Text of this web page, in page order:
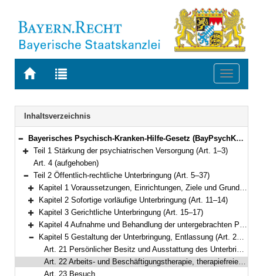
Zur
BAYERN.RECHT
Zur
letzten
Suche
Toggle
Navigation
Inhaltsverzeichnis
Bereich reduzieren
Bayerisches Psychisch-Kranken-Hilfe-Gesetz (BayPsychKHG) Vom 24. Juli 2018 (GVBl. S. 583) BayRS 2128-2-A/G (Art. 1–39)
Bereich erweitern
Teil 1 Stärkung der psychiatrischen Versorgung (Art. 1–3)
Art. 4 (aufgehoben)
Bereich reduzieren
Teil 2 Öffentlich-rechtliche Unterbringung (Art. 5–37)
Bereich erweitern
Kapitel 1 Voraussetzungen, Einrichtungen, Ziele und Grundsätze (Art. 5–10)
Bereich erweitern
Kapitel 2 Sofortige vorläufige Unterbringung (Art. 11–14)
Bereich erweitern
Kapitel 3 Gerichtliche Unterbringung (Art. 15–17)
Bereich erweitern
Kapitel 4 Aufnahme und Behandlung der untergebrachten Person (Art. 18–20)
Bereich reduzieren
Kapitel 5 Gestaltung der Unterbringung, Entlassung (Art. 21–27)
Art. 21 Persönlicher Besitz und Ausstattung des Unterbringungsraums
Art. 22 Arbeits- und Beschäftigungstherapie, therapiefreie Zeit
Art. 23 Besuch